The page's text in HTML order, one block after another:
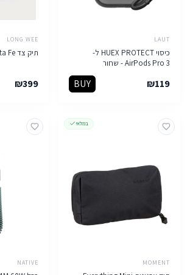
LAUT
כיסוי HUEX PROTECT ל-
AirPods Pro 3 - שחור
₪119
BUY
LONG WEE
תיק צד Santa Fe - קרם משולב
₪399
במלאי
MOMENT
NATIVE